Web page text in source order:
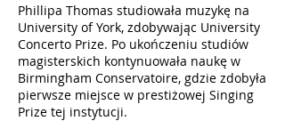
Phillipa Thomas studiowała muzykę na
University of York, zdobywając University
Concerto Prize. Po ukończeniu studiów
magisterskich kontynuowała naukę w
Birmingham Conservatoire, gdzie zdobyła
pierwsze miejsce w prestiżowej Singing
Prize tej instytucji.